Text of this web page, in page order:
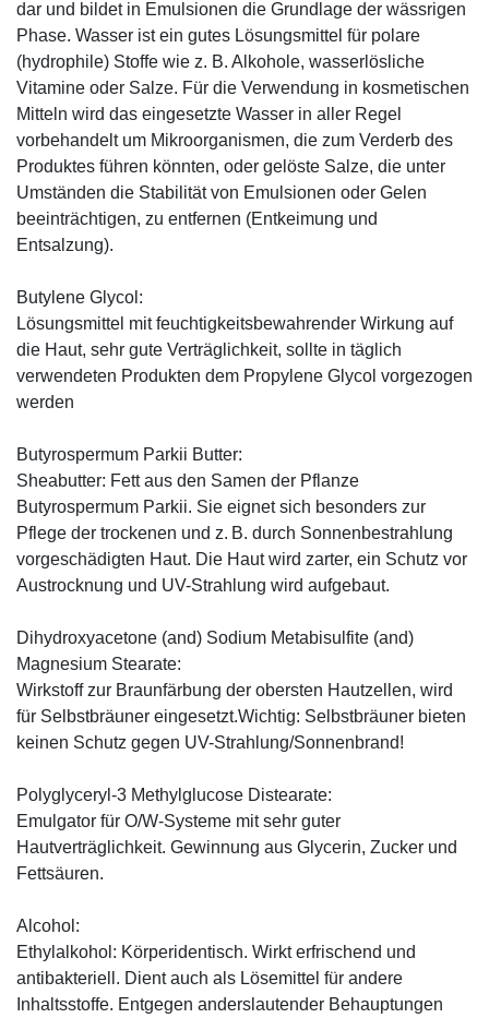
dar und bildet in Emulsionen die Grundlage der wässrigen
Phase. Wasser ist ein gutes Lösungsmittel für polare
(hydrophile) Stoffe wie z. B. Alkohole, wasserlösliche
Vitamine oder Salze. Für die Verwendung in kosmetischen
Mitteln wird das eingesetzte Wasser in aller Regel
vorbehandelt um Mikroorganismen, die zum Verderb des
Produktes führen könnten, oder gelöste Salze, die unter
Umständen die Stabilität von Emulsionen oder Gelen
beeinträchtigen, zu entfernen (Entkeimung und
Entsalzung).
Butylene Glycol:
Lösungsmittel mit feuchtigkeitsbewahrender Wirkung auf
die Haut, sehr gute Verträglichkeit, sollte in täglich
verwendeten Produkten dem Propylene Glycol vorgezogen
werden
Butyrospermum Parkii Butter:
Sheabutter: Fett aus den Samen der Pflanze
Butyrospermum Parkii. Sie eignet sich besonders zur
Pflege der trockenen und z. B. durch Sonnenbestrahlung
vorgeschädigten Haut. Die Haut wird zarter, ein Schutz vor
Austrocknung und UV-Strahlung wird aufgebaut.
Dihydroxyacetone (and) Sodium Metabisulfite (and)
Magnesium Stearate:
Wirkstoff zur Braunfärbung der obersten Hautzellen, wird
für Selbstbräuner eingesetzt.Wichtig: Selbstbräuner bieten
keinen Schutz gegen UV-Strahlung/Sonnenbrand!
Polyglyceryl-3 Methylglucose Distearate:
Emulgator für O/W-Systeme mit sehr guter
Hautverträglichkeit. Gewinnung aus Glycerin, Zucker und
Fettsäuren.
Alcohol:
Ethylalkohol: Körperidentisch. Wirkt erfrischend und
antibakteriell. Dient auch als Lösemittel für andere
Inhaltsstoffe. Entgegen anderslautender Behauptungen